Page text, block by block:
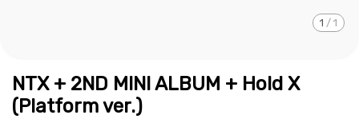
1 / 1
NTX + 2ND MINI ALBUM + Hold X
(Platform ver.)